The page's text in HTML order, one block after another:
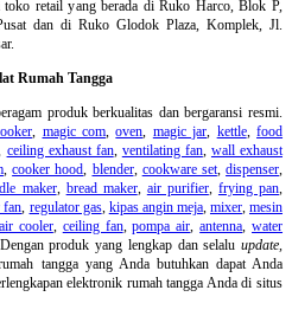
retail yang berada di Ruko Harco, Blok P,
dan di Ruko Glodok Plaza, Komplek, Jl.
Rumah Tangga
produk berkualitas dan bergaransi resmi.
magic com,oven magic jar kettle,food
ceiling exhaust fan, ventilating fan, wall exhaust
,cooker hood blender, cookware set,dispenser
maker, bread maker, air purifier, frying pan
fan regulator gas, kipas angin meja, mixer,mesin
air cooler, ceiling fan,pompa air ,antenna ,water
produk yang lengkap dan selalu update
tangga yang Anda butuhkan dapat Anda
elektronik rumah tangga Anda di situs